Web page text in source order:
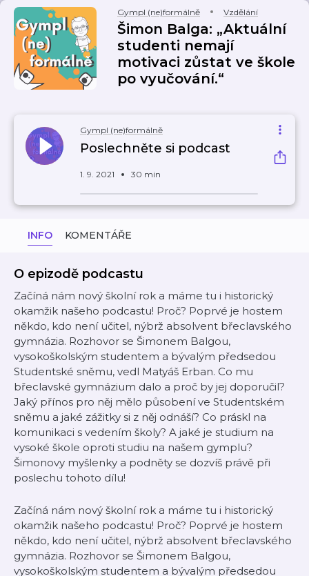
Gympl (ne)formálně Vzdělání
Šimon Balga: „Aktuální
studenti nemají
motivaci zůstat ve škole
po vyučování.“
Gympl (ne)formálně
Poslechněte si podcast
1. 9. 2021 30 min
INFO KOMENTÁŘE
O epizodě podcastu
Začíná nám nový školní rok a máme tu i historický
okamžik našeho podcastu! Proč? Poprvé je hostem
někdo, kdo není učitel, nýbrž absolvent břeclavského
gymnázia. Rozhovor se Šimonem Balgou,
vysokoškolským studentem a bývalým předsedou
Studentské sněmu, vedl Matyáš Erban. Co mu
břeclavské gymnázium dalo a proč by jej doporučil?
Jaký přínos pro něj mělo působení ve Studentském
sněmu a jaké zážitky si z něj odnáší? Co práskl na
komunikaci s vedením školy? A jaké je studium na
vysoké škole oproti studiu na našem gymplu?
Šimonovy myšlenky a podněty se dozvíš právě při
poslechu tohoto dílu!
Začíná nám nový školní rok a máme tu i historický
okamžik našeho podcastu! Proč? Poprvé je hostem
někdo, kdo není učitel, nýbrž absolvent břeclavského
gymnázia. Rozhovor se Šimonem Balgou,
vysokoškolským studentem a bývalým předsedou